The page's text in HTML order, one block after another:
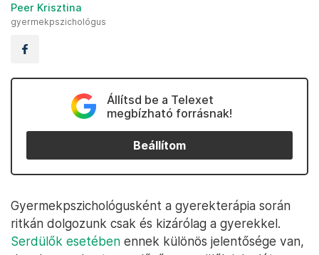
Peer Krisztina
gyermekpszichológus
Állítsd be a Telexet
megbízható forrásnak!
Beállítom
Gyermekpszichológusként a gyerekterápia során
ritkán dolgozunk csak és kizárólag a gyerekkel.
Serdülők esetében ennek különös jelentősége van,